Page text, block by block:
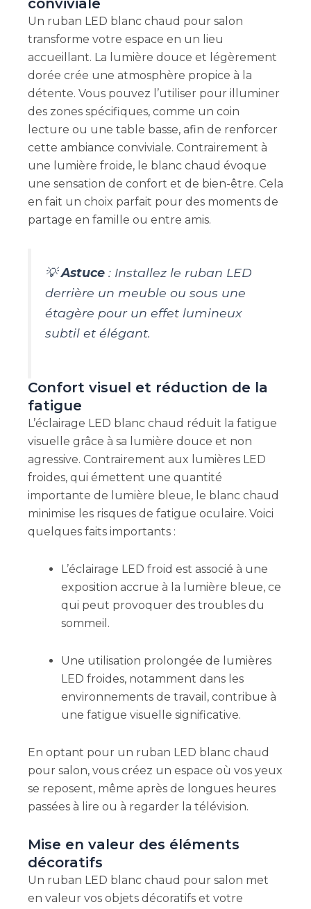
conviviale
Un ruban LED blanc chaud pour salon
transforme votre espace en un lieu
accueillant. La lumière douce et légèrement
dorée crée une atmosphère propice à la
détente. Vous pouvez l’utiliser pour illuminer
des zones spécifiques, comme un coin
lecture ou une table basse, afin de renforcer
cette ambiance conviviale. Contrairement à
une lumière froide, le blanc chaud évoque
une sensation de confort et de bien-être. Cela
en fait un choix parfait pour des moments de
partage en famille ou entre amis.
💡Astuce: Installez le ruban LED
derrière un meuble ou sous une
étagère pour un effet lumineux
subtil et élégant.
Confort visuel et réduction de la
fatigue
L’éclairage LED blanc chaud réduit la fatigue
visuelle grâce à sa lumière douce et non
agressive. Contrairement aux lumières LED
froides, qui émettent une quantité
importante de lumière bleue, le blanc chaud
minimise les risques de fatigue oculaire. Voici
quelques faits importants :
L’éclairage LED froid est associé à une
exposition accrue à la lumière bleue, ce
qui peut provoquer des troubles du
sommeil.
Une utilisation prolongée de lumières
LED froides, notamment dans les
environnements de travail, contribue à
une fatigue visuelle significative.
En optant pour un ruban LED blanc chaud
pour salon, vous créez un espace où vos yeux
se reposent, même après de longues heures
passées à lire ou à regarder la télévision.
Mise en valeur des éléments
décoratifs
Un ruban LED blanc chaud pour salon met
en valeur vos objets décoratifs et votre